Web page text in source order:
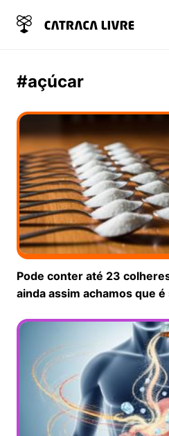
#açúcar
Pode conter até 23
ainda assim achamos que é